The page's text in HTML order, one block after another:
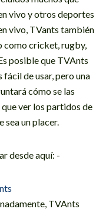
vivo y otros deportes
vivo, TVants también
como cricket, rugby,
posible que TVAnts
de usar, pero una
cómo se las
ver los partidos de
un placer.
desde aquí: -
TVAnts